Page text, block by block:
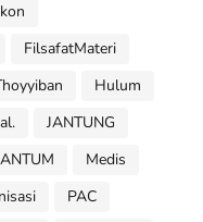
FilsafatMateri
Hulum
JANTUNG
Medis
PAC